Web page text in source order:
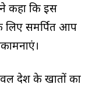
ने कहा कि इस
लिए समर्पित आप
देश के खातों का